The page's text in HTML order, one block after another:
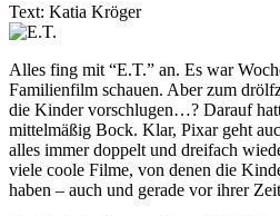
Text: Katia Kröger
Alles fing mit “E.T.” an. Es war
Familienfilm schauen. Aber zum
die Kinder vorschlugen…? Darauf
mittelmäßig Bock. Klar, Pixar geht
alles immer doppelt und dreifach
viele coole Filme, von denen die
haben – auch und gerade vor ihrer